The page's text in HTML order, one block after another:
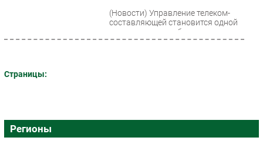
Аналитика
Проекты
(Новости) Управление телеком-
составляющей становится одной
из системных проблем для
объектов коммерческой
Страницы:
Регионы